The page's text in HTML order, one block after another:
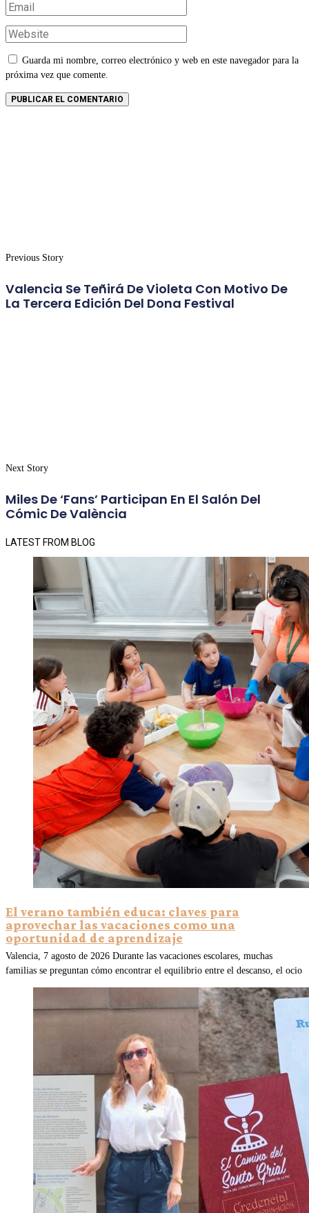
Guarda mi nombre, correo electrónico y web en este navegador para la
próxima vez que comente.
Previous Story
Valencia Se Teñirá De Violeta Con Motivo De
La Tercera Edición Del Dona Festival
Next Story
Miles De ‘fans’ Participan En El Salón Del
Cómic De València
LATEST FROM BLOG
El verano también educa: claves para
aprovechar las vacaciones como una
oportunidad de aprendizaje
Valencia, 7 agosto de 2026 Durante las vacaciones escolares, muchas
familias se preguntan cómo encontrar el equilibrio entre el descanso, el ocio